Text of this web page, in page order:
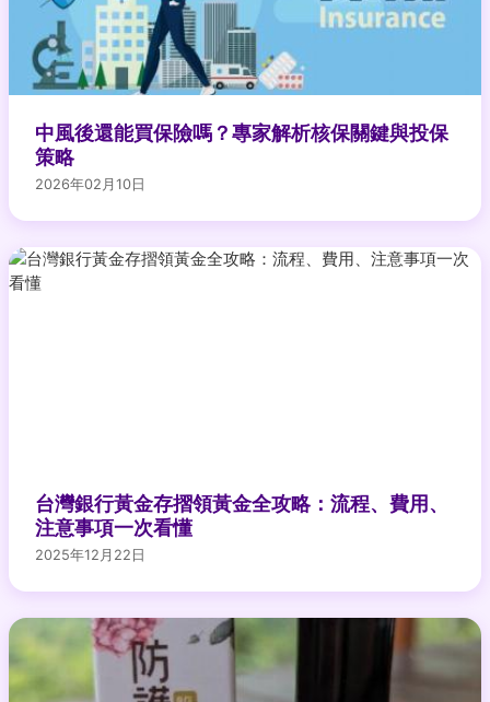
中風後還能買保險嗎？專家解析核保關鍵與投保
策略
2026年02月10日
台灣銀行黃金存摺領黃金全攻略：流程、費用、
注意事項一次看懂
2025年12月22日